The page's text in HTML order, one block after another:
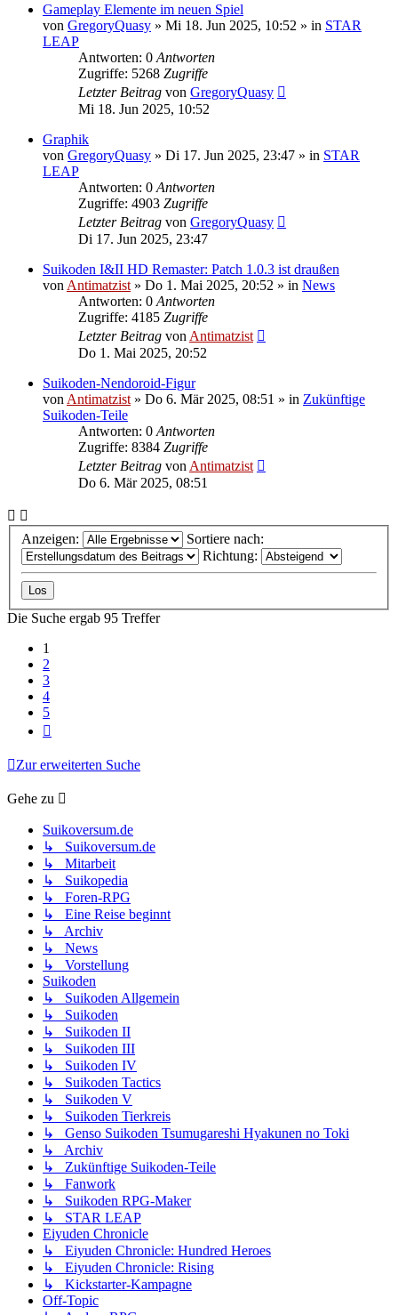
Gameplay Elemente im neuen Spiel
von GregoryQuasy » Mi 18. Jun 2025, 10:52 » in STAR
LEAP
Antworten: 0 Antworten
Zugriffe: 5268 Zugriffe
Letzter Beitrag von GregoryQuasy
Mi 18. Jun 2025, 10:52
Graphik
von GregoryQuasy » Di 17. Jun 2025, 23:47 » in STAR
LEAP
Antworten: 0 Antworten
Zugriffe: 4903 Zugriffe
Letzter Beitrag von GregoryQuasy
Di 17. Jun 2025, 23:47
Suikoden I&II HD Remaster: Patch 1.0.3 ist draußen
von Antimatzist » Do 1. Mai 2025, 20:52 » in News
Antworten: 0 Antworten
Zugriffe: 4185 Zugriffe
Letzter Beitrag von Antimatzist
Do 1. Mai 2025, 20:52
Suikoden-Nendoroid-Figur
von Antimatzist » Do 6. Mär 2025, 08:51 » in Zukünftige
Suikoden-Teile
Antworten: 0 Antworten
Zugriffe: 8384 Zugriffe
Letzter Beitrag von Antimatzist
Do 6. Mär 2025, 08:51
Anzeigen:
Sortiere nach:
Richtung:
Die Suche ergab 95 Treffer
1
2
3
4
5
Zur erweiterten Suche
Gehe zu
Suikoversum.de
↳ Suikoversum.de
↳ Mitarbeit
↳ Suikopedia
↳ Foren-RPG
↳ Eine Reise beginnt
↳ Archiv
↳ News
↳ Vorstellung
Suikoden
↳ Suikoden Allgemein
↳ Suikoden
↳ Suikoden II
↳ Suikoden III
↳ Suikoden IV
↳ Suikoden Tactics
↳ Suikoden V
↳ Suikoden Tierkreis
↳ Genso Suikoden Tsumugareshi Hyakunen no Toki
↳ Archiv
↳ Zukünftige Suikoden-Teile
↳ Fanwork
↳ Suikoden RPG-Maker
↳ STAR LEAP
Eiyuden Chronicle
↳ Eiyuden Chronicle: Hundred Heroes
↳ Eiyuden Chronicle: Rising
↳ Kickstarter-Kampagne
Off-Topic